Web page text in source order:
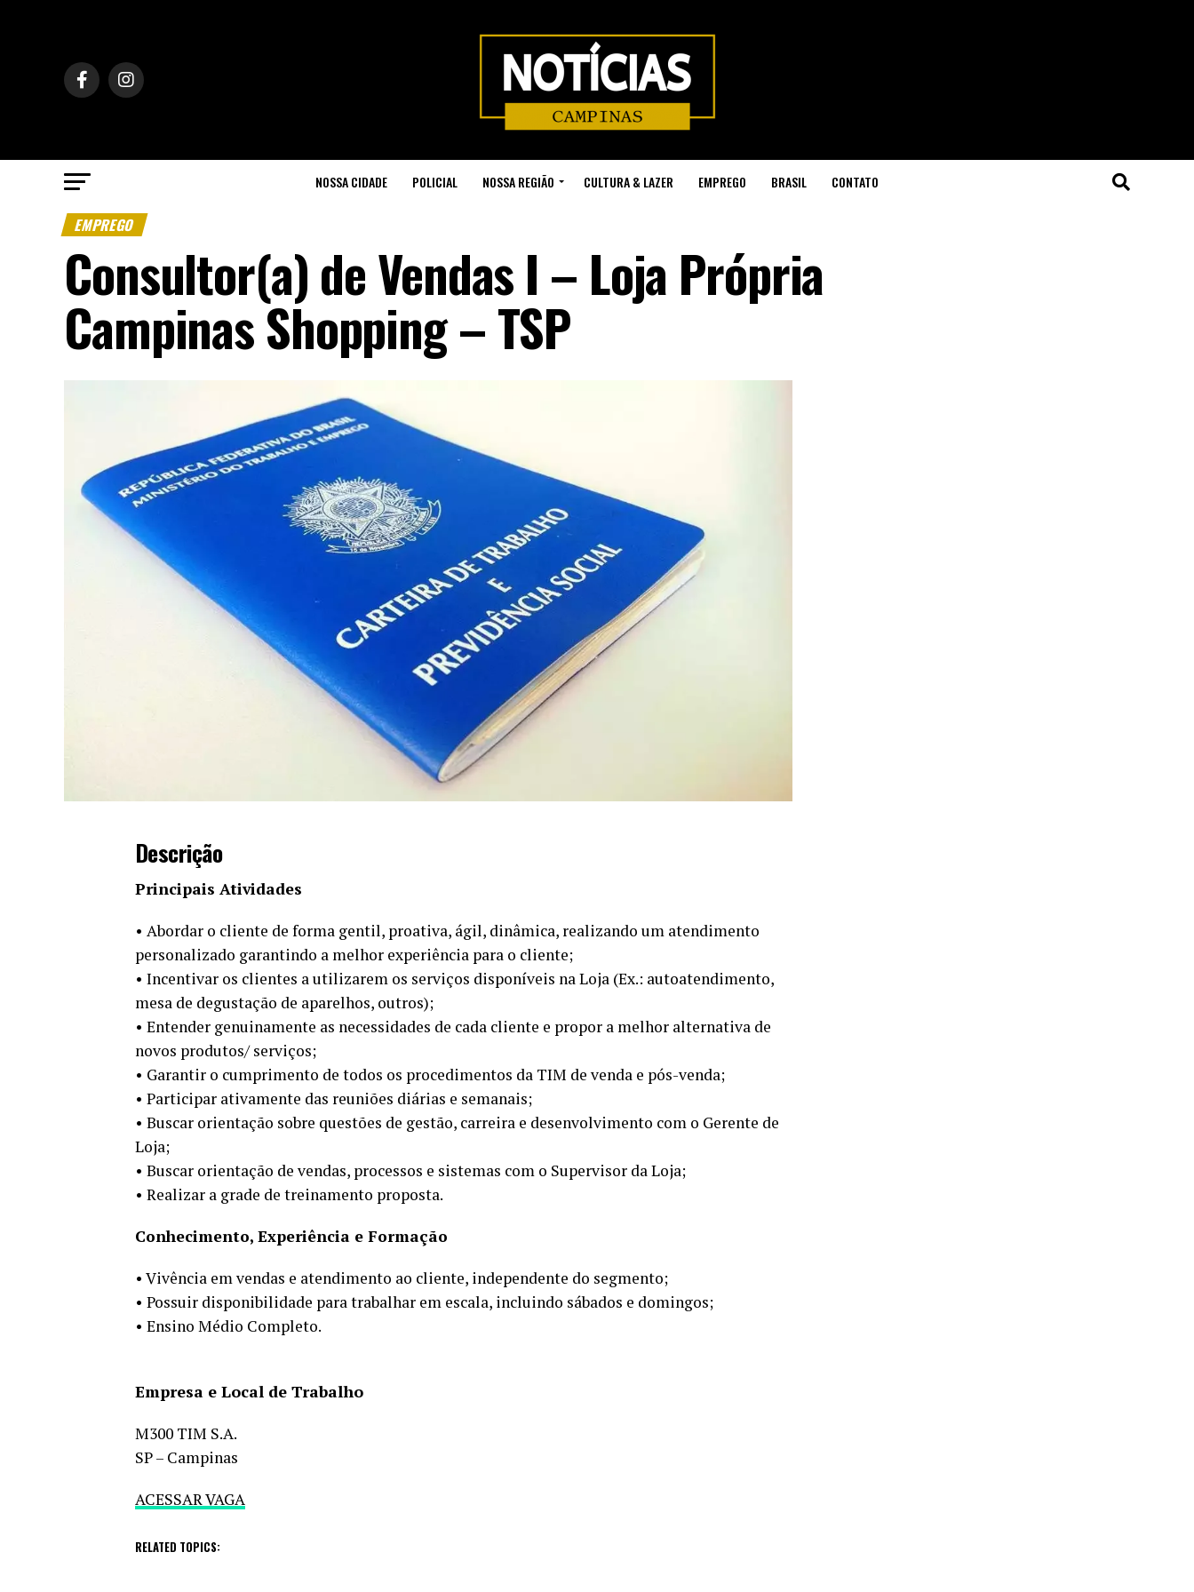
NOSSA CIDADE POLICIAL NOSSA REGIÃO CULTURA & LAZER EMPREGO BRASIL CONTATO
EMPREGO
Consultor(a) de Vendas I – Loja Própria
Campinas Shopping – TSP
Descrição
Principais Atividades
• Abordar o cliente de forma gentil, proativa, ágil, dinâmica, realizando um atendimento
personalizado garantindo a melhor experiência para o cliente;
• Incentivar os clientes a utilizarem os serviços disponíveis na Loja (Ex.: autoatendimento,
mesa de degustação de aparelhos, outros);
• Entender genuinamente as necessidades de cada cliente e propor a melhor alternativa de
novos produtos/ serviços;
• Garantir o cumprimento de todos os procedimentos da TIM de venda e pós-venda;
• Participar ativamente das reuniões diárias e semanais;
• Buscar orientação sobre questões de gestão, carreira e desenvolvimento com o Gerente de
Loja;
• Buscar orientação de vendas, processos e sistemas com o Supervisor da Loja;
• Realizar a grade de treinamento proposta.
Conhecimento, Experiência e Formação
• Vivência em vendas e atendimento ao cliente, independente do segmento;
• Possuir disponibilidade para trabalhar em escala, incluindo sábados e domingos;
• Ensino Médio Completo.
Empresa e Local de Trabalho
M300 TIM S.A.
SP – Campinas
ACESSAR VAGA
RELATED TOPICS: